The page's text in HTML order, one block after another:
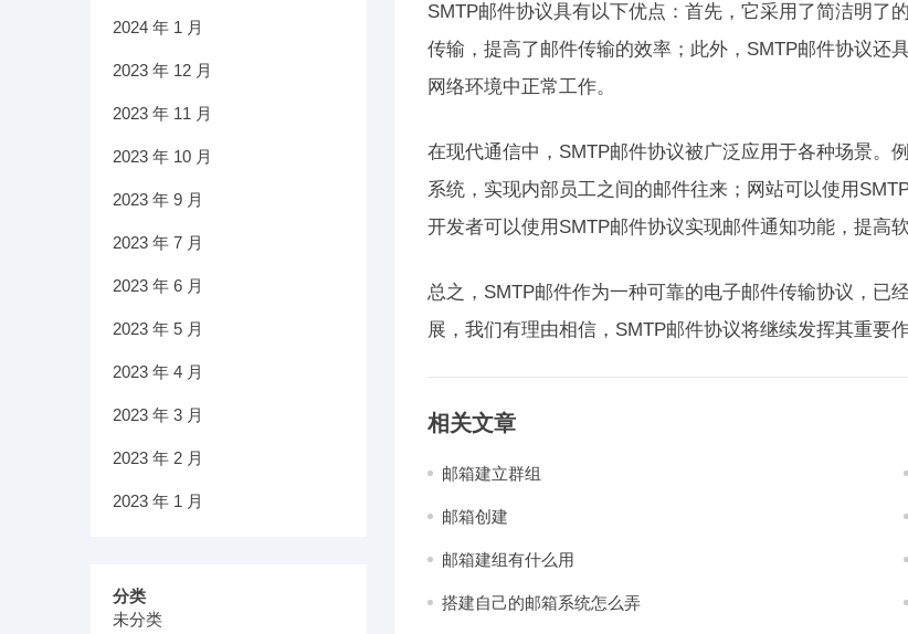
SMTP邮件协议具有以下优点：首先，它采用了简洁明了
传输，提高了邮件传输的效率；此外，SMTP邮件协议还
网络环境中正常工作。
在现代通信中，SMTP邮件协议被广泛应用于各种场景。
系统，实现内部员工之间的邮件往来；网站可以使用
开发者可以使用SMTP邮件协议实现邮件通知功能，提高
总之，SMTP邮件作为一种可靠的电子邮件传输协议，已
展，我们有理由相信，SMTP邮件协议将继续发挥其重要
相关文章
邮箱建立群组
邮箱创建
邮箱建组有什么用
搭建自己的邮箱系统怎么弄
2024 年 1 月
2023 年 12 月
2023 年 11 月
2023 年 10 月
2023 年 9 月
2023 年 7 月
2023 年 6 月
2023 年 5 月
2023 年 4 月
2023 年 3 月
2023 年 2 月
2023 年 1 月
分类
未分类